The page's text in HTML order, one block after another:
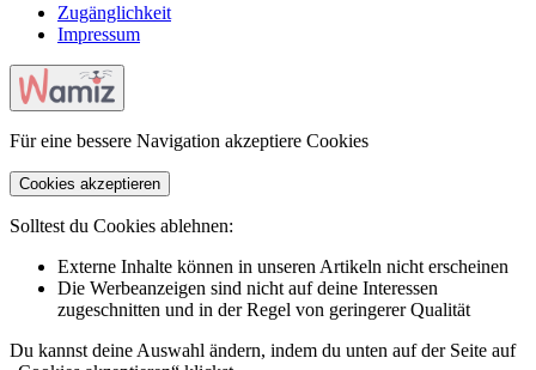
Zugänglichkeit
Impressum
Für eine bessere Navigation akzeptiere Cookies
Cookies akzeptieren
Solltest du Cookies ablehnen:
Externe Inhalte können in unseren Artikeln nicht erscheinen
Die Werbeanzeigen sind nicht auf deine Interessen
zugeschnitten und in der Regel von geringerer Qualität
Du kannst deine Auswahl ändern, indem du unten auf der Seite auf